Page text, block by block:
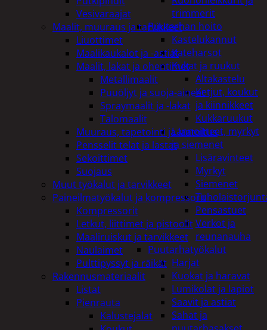
trimmerit
Puutarhan hoito
Kastelukannut
Kateharsot
Kukat ja ruukut
Altakastelu
Ketjut, koukut
ja kiinnikkeet
Kukkaruukut
Lannoitteet, myrkyt
ja siemenet
Lisäravinteet
Myrkyt
Siemenet
Pensastuet
Verkot ja
reunanauha
Puutarhatyökalut
Harjat
Kuokat ja haravat
Lumikolat ja lapiot
Saavit ja astiat
Sahat ja
Vesivaraajat
Maalit, muuraus ja tarvikkeet
Liuottimet
Maalikaukalot ja -astiat
Maalit, lakat ja ohentimet
Metallimaalit
Puuöljyt ja suoja-aineet
Spraymaalit ja -lakat
Talomaalit
Muuraus, tapetointi ja laatoitus
Pensselit telat ja lastat
Sekoittimet
Suojaus
Muut työkalut ja tarvikkeet
Paineilmatyökalut ja kompressorit
Kompressorit
Letkut, liittimet ja pistoolit
Maaliruiskut ja tarvikkeet
Naulaimet
Pulttipyssyt ja räikät
Rakennusmateriaalit
Listat
Pienrauta
Kalustejalat